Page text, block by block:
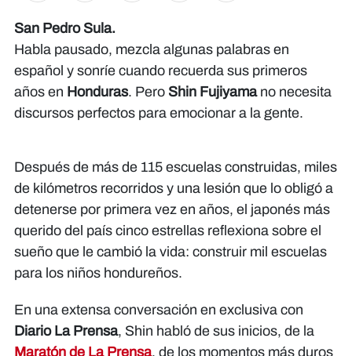
San Pedro Sula.
Habla pausado, mezcla algunas palabras en
español y sonríe cuando recuerda sus primeros
años en Honduras. Pero Shin Fujiyamano necesita
discursos perfectos para emocionar a la gente.
Después de más de 115 escuelas construidas, miles
de kilómetros recorridos y una lesión que lo obligó a
detenerse por primera vez en años, el japonés más
querido del país cinco estrellas reflexiona sobre el
sueño que le cambió la vida: construir mil escuelas
para los niños hondureños.
En una extensa conversación en exclusiva con
Diario La Prensa, Shin habló de sus inicios, de la
Maratón de La Prensa, de los momentos más duros